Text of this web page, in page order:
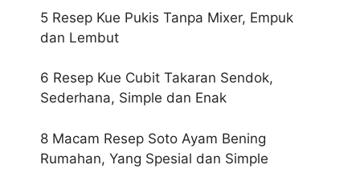
5 Resep Kue Pukis Tanpa Mixer, Empuk
dan Lembut
6 Resep Kue Cubit Takaran Sendok,
Sederhana, Simple dan Enak
8 Macam Resep Soto Ayam Bening
Rumahan, Yang Spesial dan Simple